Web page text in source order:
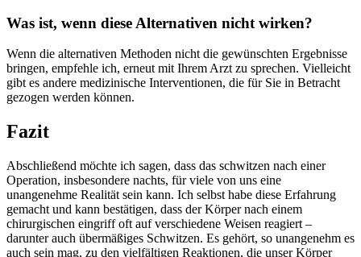
Was ist, ​wenn diese Alternativen ⁣nicht wirken?
Wenn‍ die alternativen Methoden nicht die gewünschten Ergebnisse
bringen, empfehle ich, erneut mit Ihrem Arzt zu sprechen. Vielleicht
⁤gibt es andere‍ medizinische Interventionen, die für Sie in Betracht
gezogen werden⁣ können. ⁢
Fazit
Abschließend ​möchte ich sagen, dass ⁣das schwitzen nach ​einer‌
Operation, insbesondere nachts, für‌ viele von uns eine
unangenehme Realität sein kann. Ich selbst habe diese Erfahrung
gemacht und kann bestätigen, dass der⁢ Körper nach‌ einem
chirurgischen eingriff oft auf verschiedene Weisen reagiert ⁣–
darunter auch übermäßiges Schwitzen. Es gehört, so unangenehm es
auch sein mag, zu den vielfältigen Reaktionen, die unser Körper